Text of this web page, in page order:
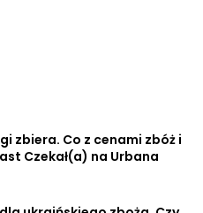
zbiera. Co z cenami zbóż i
Czekał(a) na Urbana